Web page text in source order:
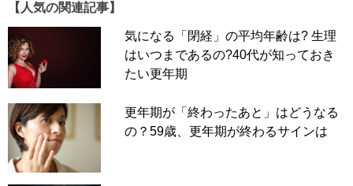
【人気の関連記事】
気になる「閉経」の平均年齢は? 生理
はいつまであるの?40代が知っておき
たい更年期
更年期が「終わったあと」はどうなる
の？59歳、更年期が終わるサインは